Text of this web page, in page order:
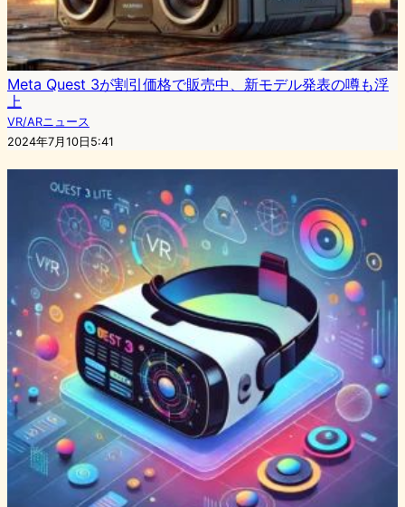
Meta Quest 3が割引価格で販売中、新モデル発表の噂も浮
上
VR/ARニュース
2024年7月10日5:41